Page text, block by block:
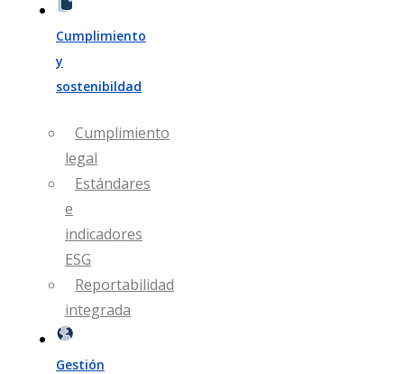
Cumplimiento
y
sostenibildad
Cumplimiento
legal
Estándares
e
indicadores
ESG
Reportabilidad
integrada
Gestión